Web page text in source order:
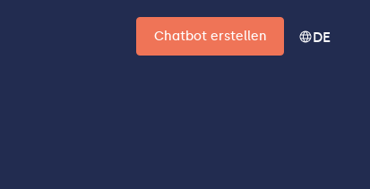
Chatbot erstellen DE